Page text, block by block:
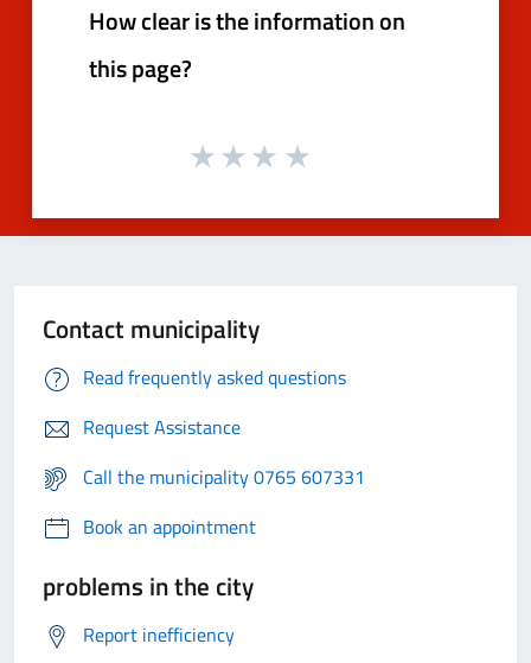
How clear is the information on
this page?
Contact municipality
Read frequently asked questions
Request Assistance
Call the municipality 0765 607331
Book an appointment
problems in the city
Report inefficiency